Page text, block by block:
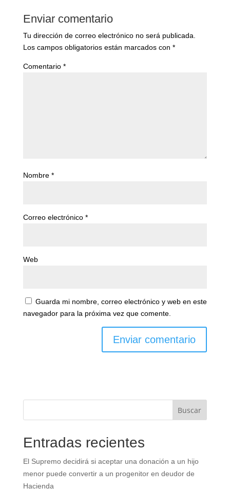
Enviar comentario
Tu dirección de correo electrónico no será publicada.
Los campos obligatorios están marcados con *
Comentario *
Nombre *
Correo electrónico *
Web
Guarda mi nombre, correo electrónico y web en este
navegador para la próxima vez que comente.
Buscar
Entradas recientes
El Supremo decidirá si aceptar una donación a un hijo
menor puede convertir a un progenitor en deudor de
Hacienda